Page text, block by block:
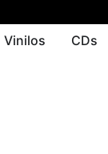
Vinilos CDs